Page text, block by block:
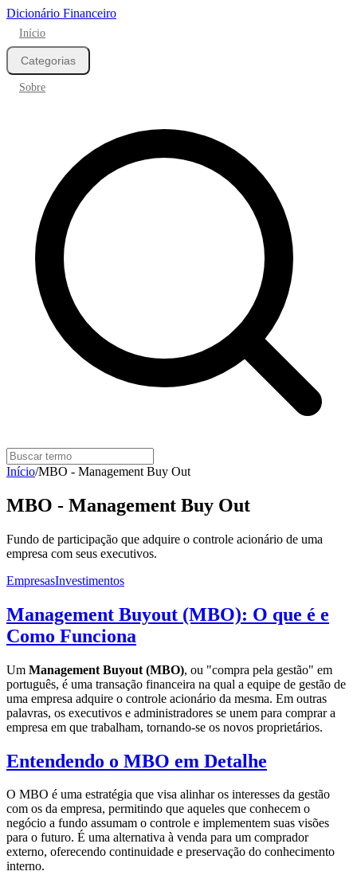
Dicionário Financeiro
Início
Categorias
Sobre
Início/MBO - Management Buy Out
MBO - Management Buy Out
Fundo de participação que adquire o controle acionário de uma
empresa com seus executivos.
EmpresasInvestimentos
Management Buyout (MBO): O que é e
Como Funciona
Um Management Buyout (MBO), ou "compra pela gestão" em
português, é uma transação financeira na qual a equipe de gestão de
uma empresa adquire o controle acionário da mesma. Em outras
palavras, os executivos e administradores se unem para comprar a
empresa em que trabalham, tornando-se os novos proprietários.
Entendendo o MBO em Detalhe
O MBO é uma estratégia que visa alinhar os interesses da gestão
com os da empresa, permitindo que aqueles que conhecem o
negócio a fundo assumam o controle e implementem suas visões
para o futuro. É uma alternativa à venda para um comprador
externo, oferecendo continuidade e preservação do conhecimento
interno.